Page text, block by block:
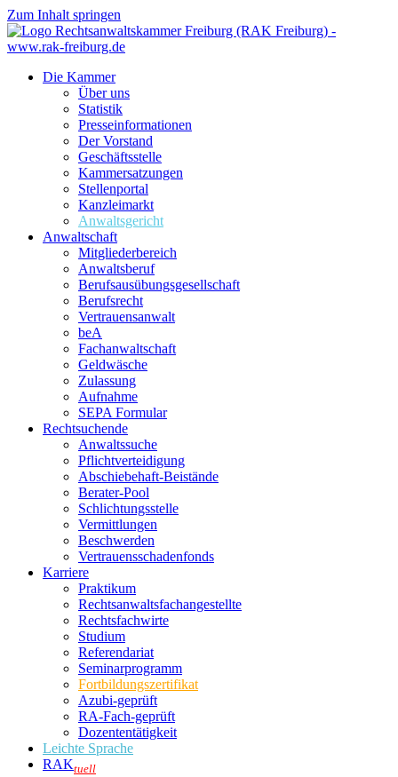
Zum Inhalt springen
Die Kammer
Über uns
Statistik
Presseinformationen
Der Vorstand
Geschäftsstelle
Kammersatzungen
Stellenportal
Kanzleimarkt
Anwaltsgericht
Anwaltschaft
Mitgliederbereich
Anwaltsberuf
Berufsausübungs­gesellschaft
Berufsrecht
Vertrauensanwalt
beA
Fachanwaltschaft
Geldwäsche
Zulassung
Aufnahme
SEPA Formular
Rechtsuchende
Anwaltssuche
Pflichtverteidigung
Abschiebehaft-Beistände
Berater-Pool
Schlichtungsstelle
Vermittlungen
Beschwerden
Vertrauensschadenfonds
Karriere
Praktikum
Rechtsanwalts­fachangestellte
Rechtsfachwirte
Studium
Referendariat
Seminarprogramm
Fortbildungszertifikat
Azubi-geprüft
RA-Fach-geprüft
Dozententätigkeit
Leichte Sprache
RAKtuell